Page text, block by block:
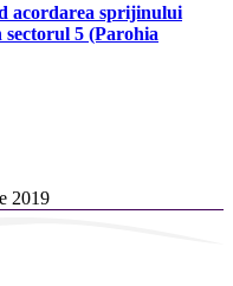
acordarea sprijinului
5 (Parohia
2019